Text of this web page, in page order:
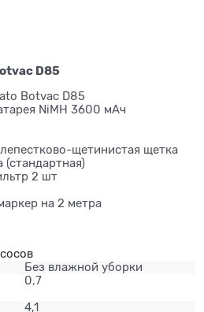
D85
Botvac D85
NiMH 3600 мАч
щетинистая щетка
(стандартная)
2 шт
на 2 метра
Без влажной уборки
0,7
4,1